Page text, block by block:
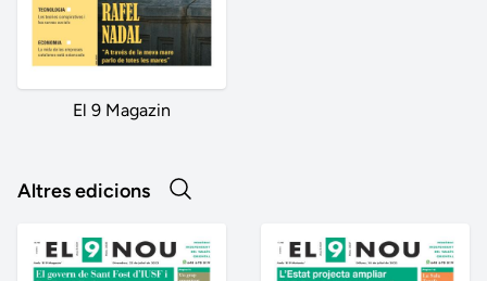
El 9 Magazin
Altres edicions